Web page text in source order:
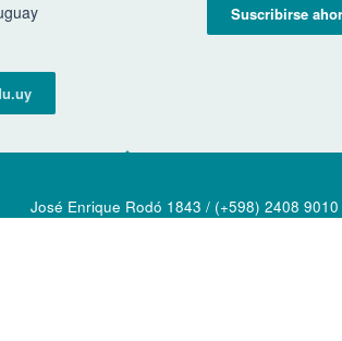
Suscribirse
José Enrique Rodó 1843 / (+598) 2408